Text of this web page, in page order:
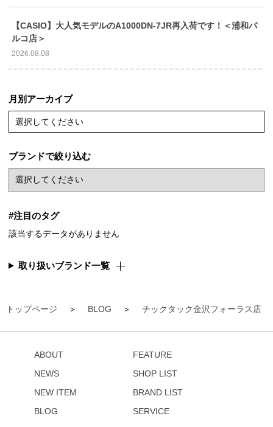
トップページ BLOG チックタック金沢フォーラス店
【CASIO】大人気モデルのA1000DN-7JR再入荷です！＜浦和パ
ルコ店＞
2026.08.08
月別アーカイブ
選択してください
ブランドで絞り込む
#注目のタグ
該当するデータがありません
取り扱いブランド一覧
ABOUT
NEWS
NEW ITEM
BLOG
FEATURE
SHOP LIST
BRAND LIST
SERVICE